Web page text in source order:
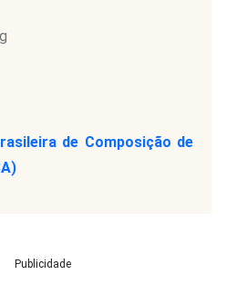
de Composição de
Publicidade